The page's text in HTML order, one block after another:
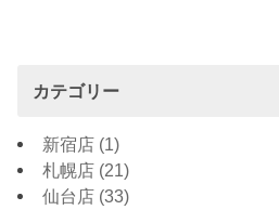
カテゴリー
新宿店 (1)
札幌店 (21)
仙台店 (33)